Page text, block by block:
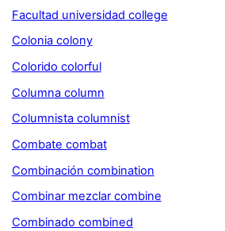
Facultad universidad college
Colonia colony
Colorido colorful
Columna column
Columnista columnist
Combate combat
Combinación combination
Combinar mezclar combine
Combinado combined